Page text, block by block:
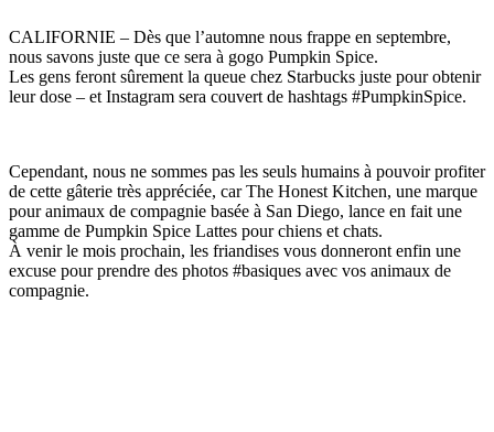
CALIFORNIE – Dès que l’automne nous frappe en septembre,
nous savons juste que ce sera à gogo Pumpkin Spice.
Les gens feront sûrement la queue chez Starbucks juste pour obtenir
leur dose – et Instagram sera couvert de hashtags #PumpkinSpice.
Cependant, nous ne sommes pas les seuls humains à pouvoir profiter
de cette gâterie très appréciée, car The Honest Kitchen, une marque
pour animaux de compagnie basée à San Diego, lance en fait une
gamme de Pumpkin Spice Lattes pour chiens et chats.
À venir le mois prochain, les friandises vous donneront enfin une
excuse pour prendre des photos #basiques avec vos animaux de
compagnie.